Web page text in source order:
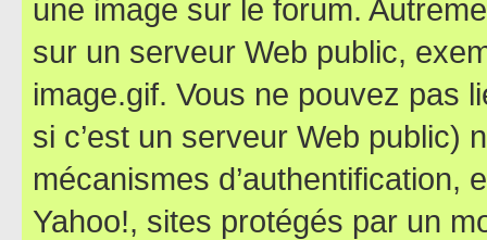
une image sur le forum.
sur un serveur Web public,
image.gif. Vous ne pouvez pas
si c’est un serveur Web public)
mécanismes d’authentification,
Yahoo!, sites protégés par un